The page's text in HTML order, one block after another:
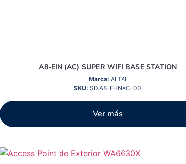
A8-EIN (AC) SUPER WIFI BASE STATION
Marca: ALTAI
SKU: SD.A8-EHNAC-00
Ver más